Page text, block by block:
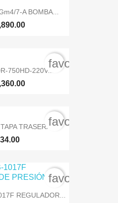
7-A BOMBA...
750HD-220V...
TRASERA...
REGULADOR...